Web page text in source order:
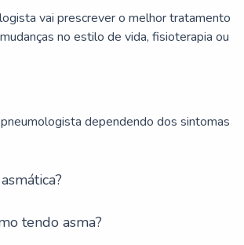
vai prescrever o melhor tratamento
no estilo de vida, fisioterapia ou
dependendo dos sintomas
tendo asma?